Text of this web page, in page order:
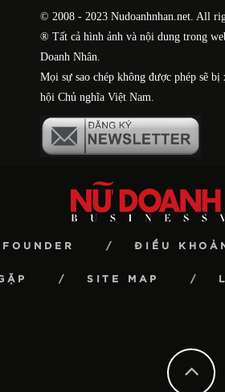
© 2008 - 2023 Nudoanhnhan.net. All
® Tất cả hình ảnh và nội dung trong
Doanh Nhân.
Mọi sự sao chép không được phép sẽ
hội Chủ nghĩa Việt Nam.
FOUNDER ĐIỀU
SITE MAP